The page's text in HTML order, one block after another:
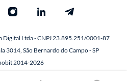
Digital Ltda - CNPJ 23.895.251/0001-87
3014, São Bernardo do Campo - SP
2014-2026